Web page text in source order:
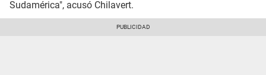
Sudamérica", acusó Chilavert.